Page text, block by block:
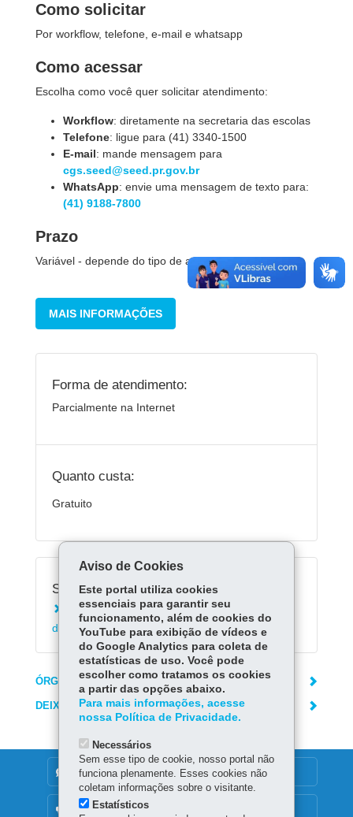
Como solicitar
Por workflow, telefone, e-mail e whatsapp
Como acessar
Escolha como você quer solicitar atendimento:
Workflow: diretamente na secretaria das escolas
Telefone: ligue para (41) 3340-1500
E-mail: mande mensagem para
cgs.seed@seed.pr.gov.br
WhatsApp: envie uma mensagem de texto para:
(41) 9188-7800
Prazo
Variável - depende do tipo de atendimento.
MAIS INFORMAÇÕES
Forma de atendimento:
Parcialmente na Internet
Quanto custa:
Gratuito
Serviços Relacionados:
Acessar Registro de Classe On-line da Rede
de Ensino (RCO)
ÓRGÃO RESPONSÁVEL
DEIXE SUA OPINIÃO
DENUNCIE CORRUPÇÃO
OUVIDORIA
Aviso de Cookies
Este portal utiliza cookies
essenciais para garantir seu
funcionamento, além de cookies do
YouTube para exibição de vídeos e
do Google Analytics para coleta de
estatísticas de uso. Você pode
escolher como tratamos os cookies
a partir das opções abaixo.
Para mais informações, acesse
nossa Política de Privacidade.
Necessários
Sem esse tipo de cookie, nosso portal não
funciona plenamente. Esses cookies não
coletam informações sobre o visitante.
Estatísticos